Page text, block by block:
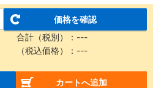
価格を確認
合計（税別）： ---
（税込価格）： ---
カートへ追加